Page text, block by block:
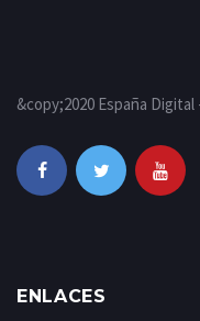
&copy;2020 España
ENLACES